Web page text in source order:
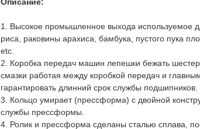
1. Высокое промышленное выхода используемое
риса, раковины арахиса, бамбука, пустого пука
etc.
2. Коробка передач машин лепешки бежать
смазки работая между коробкой передач и
гарантировать длинний срок службы подшипников.
3. Кольцо умирает (прессформа) с двойной
службы прессформы.
4. Ролик и прессформа сделаны сталью сплава,